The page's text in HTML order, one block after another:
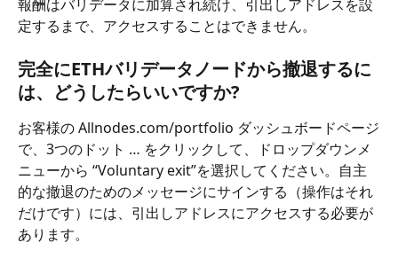
報酬はバリデータに加算され続け、引出しアドレスを設
定するまで、アクセスすることはできません。
完全にETHバリデータノードから撤退するに
は、どうしたらいいですか?
お客様の Allnodes.com/portfolio ダッシュボードページ
で、3つのドット … をクリックして、ドロップダウンメ
ニューから “Voluntary exit”を選択してください。自主
的な撤退のためのメッセージにサインする（操作はそれ
だけです）には、引出しアドレスにアクセスする必要が
あります。